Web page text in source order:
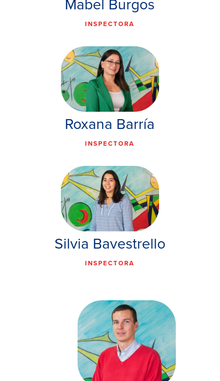
INSPECTORA
Roxana Barría
INSPECTORA
Silvia Bavestrello
INSPECTORA